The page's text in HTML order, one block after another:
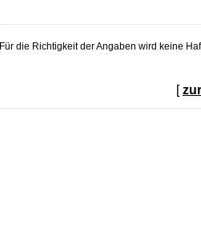
Für die Richtigkeit der Angaben wird keine